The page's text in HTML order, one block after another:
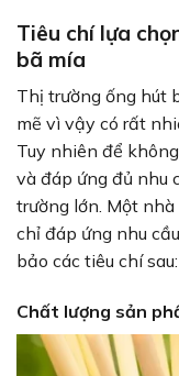
Tiêu chí lựa
bã mía
Thị trường ống hút
mẽ vì vậy có rất
Tuy nhiên để
và đáp ứng đủ nhu
trường lớn. Một
chỉ đáp ứng nhu
bảo các tiêu chí sau:
Chất lượng sản